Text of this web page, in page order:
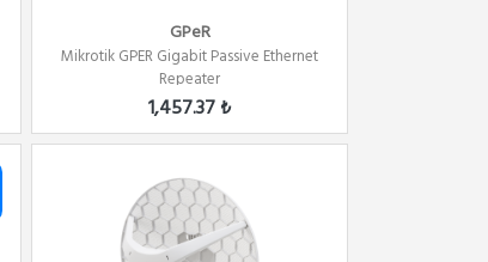
GPeR
Mikrotik GPER Gigabit Passive Ethernet
Repeater
1,457.37 ₺